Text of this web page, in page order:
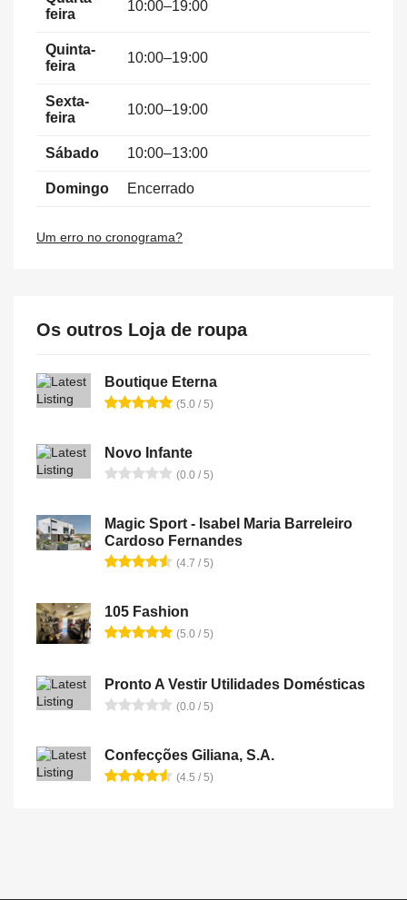
feira
10:00–19:00
Quinta-
feira
10:00–19:00
Sexta-
feira
10:00–19:00
Sábado 10:00–13:00
Domingo Encerrado
Um erro no cronograma?
Os outros Loja de roupa
Boutique Eterna
(5.0 / 5)
Novo Infante
(0.0 / 5)
Magic Sport - Isabel Maria Barreleiro
Cardoso Fernandes
(4.7 / 5)
105 Fashion
(5.0 / 5)
Pronto A Vestir Utilidades Domésticas
(0.0 / 5)
Confecções Giliana, S.A.
(4.5 / 5)